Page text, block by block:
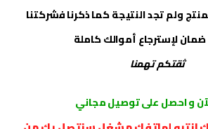
ولم تجد النتيجة كما ذكرنا فشركتنا
لإسترجاع أموالك كاملة
ثقتكم تهمنا
و احصل على توصيل مجاني